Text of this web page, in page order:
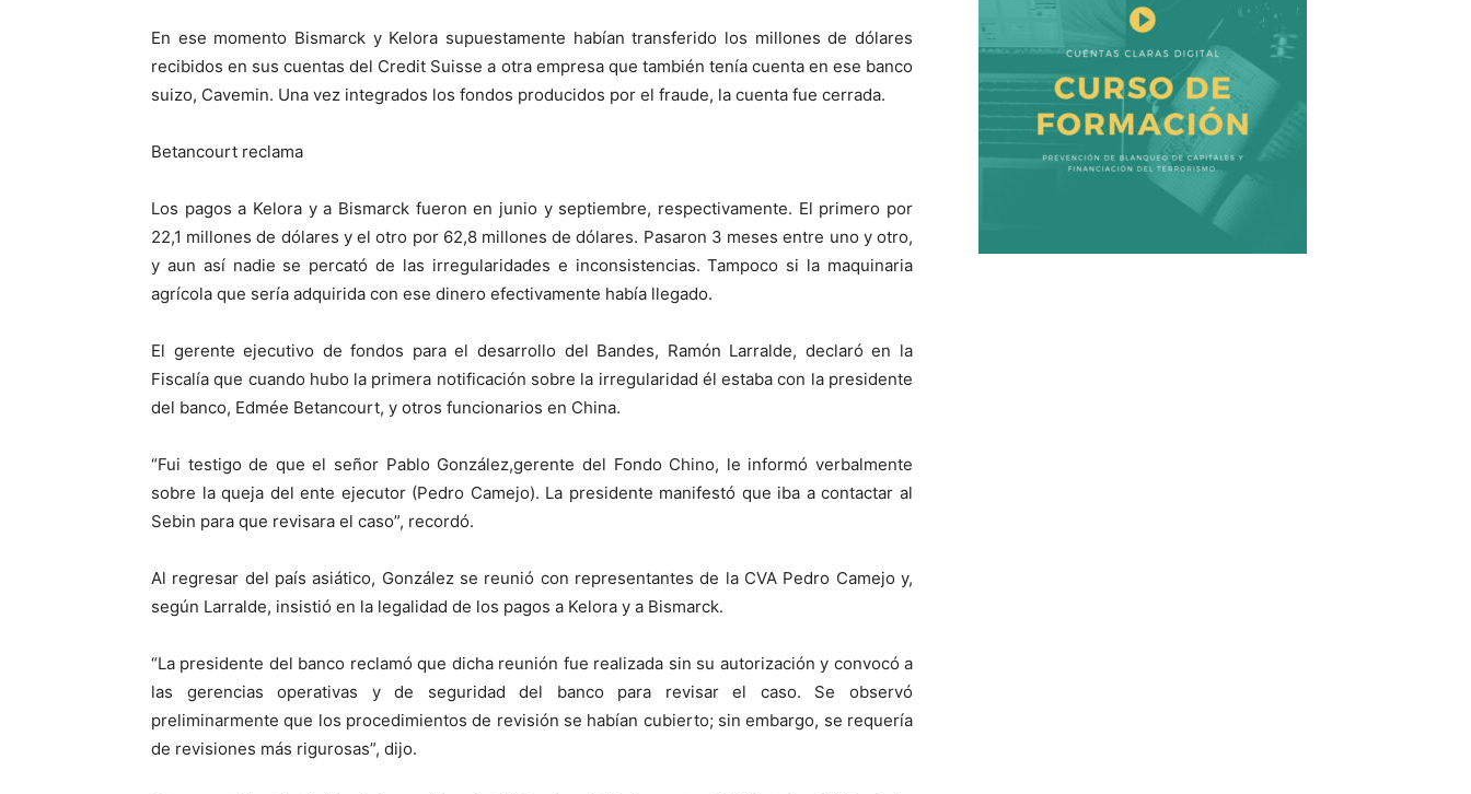
En ese momento Bismarck y Kelora supuestamente habían transferido los millones de dólares
recibidos en sus cuentas del Credit Suisse a otra empresa que también tenía cuenta en ese banco
suizo, Cavemin. Una vez integrados los fondos producidos por el fraude, la cuenta fue cerrada.
Betancourt reclama
Los pagos a Kelora y a Bismarck fueron en junio y septiembre, respectivamente. El primero por
22,1 millones de dólares y el otro por 62,8 millones de dólares. Pasaron 3 meses entre uno y otro,
y aun así nadie se percató de las irregularidades e inconsistencias. Tampoco si la maquinaria
agrícola que sería adquirida con ese dinero efectivamente había llegado.
El gerente ejecutivo de fondos para el desarrollo del Bandes, Ramón Larralde, declaró en la
Fiscalía que cuando hubo la primera notificación sobre la irregularidad él estaba con la presidente
del banco, Edmée Betancourt, y otros funcionarios en China.
“Fui testigo de que el señor Pablo González,gerente del Fondo Chino, le informó verbalmente
sobre la queja del ente ejecutor (Pedro Camejo). La presidente manifestó que iba a contactar al
Sebin para que revisara el caso”, recordó.
Al regresar del país asiático, González se reunió con representantes de la CVA Pedro Camejo y,
según Larralde, insistió en la legalidad de los pagos a Kelora y a Bismarck.
“La presidente del banco reclamó que dicha reunión fue realizada sin su autorización y convocó a
las gerencias operativas y de seguridad del banco para revisar el caso. Se observó
preliminarmente que los procedimientos de revisión se habían cubierto; sin embargo, se requería
de revisiones más rigurosas”, dijo.